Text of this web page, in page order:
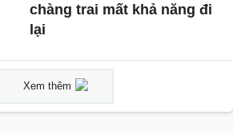
chàng trai mất khả năng đi
lại
Xem thêm